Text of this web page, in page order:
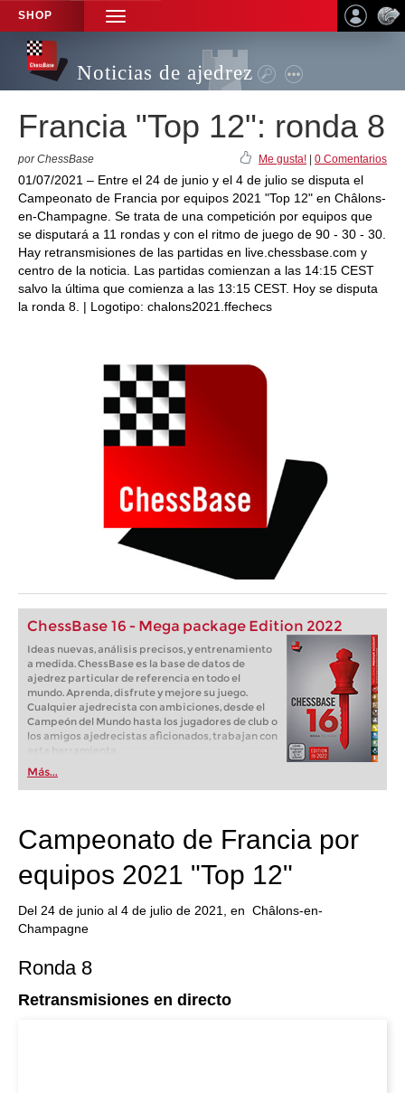
SHOP
TOGGLE
NAVIGATION
Noticias de ajedrez
Francia "Top 12": ronda 8
por ChessBase Me gusta! 0 Comentarios
01/07/2021 – Entre el 24 de junio y el 4 de julio se disputa el
Campeonato de Francia por equipos 2021 "Top 12" en Châlons-
en-Champagne. Se trata de una competición por equipos que
se disputará a 11 rondas y con el ritmo de juego de 90 - 30 - 30.
Hay retransmisiones de las partidas en live.chessbase.com y
centro de la noticia. Las partidas comienzan a las 14:15 CEST
salvo la última que comienza a las 13:15 CEST. Hoy se disputa
la ronda 8. | Logotipo: chalons2021.ffechecs
ChessBase 16 - Mega package Edition 2022
Ideas nuevas, análisis precisos, y entrenamiento
a medida. ChessBase es la base de datos de
ajedrez particular de referencia en todo el
mundo. Aprenda, disfrute y mejore su juego.
Cualquier ajedrecista con ambiciones, desde el
Campeón del Mundo hasta los jugadores de club o
los amigos ajedrecistas aficionados, trabajan con
Más...
Campeonato de Francia por
equipos 2021 "Top 12"
Del 24 de junio al 4 de julio de 2021, en Châlons-en-
Champagne
Ronda 8
Retransmisiones en directo